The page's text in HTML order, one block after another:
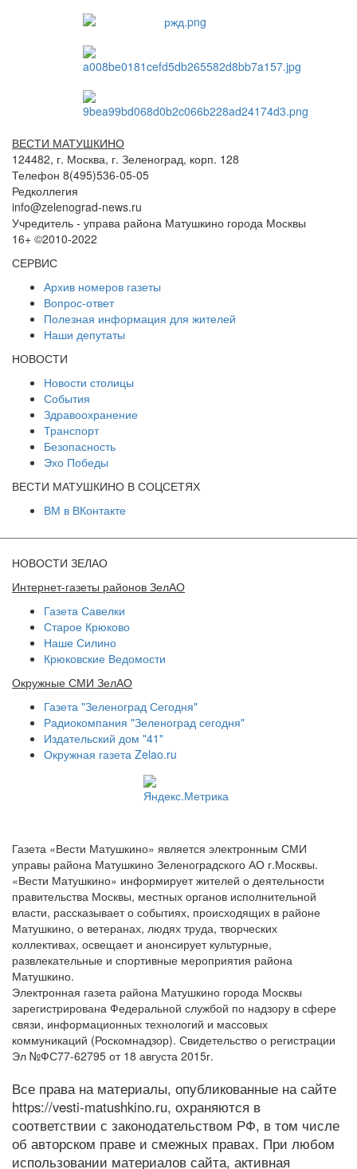
ВЕСТИ МАТУШКИНО
124482, г. Москва, г. Зеленоград, корп. 128
Телефон 8(495)536-05-05
Редколлегия
info@zelenograd-news.ru
Учредитель - управа района Матушкино города Москвы
16+ ©2010-2022
СЕРВИС
Архив номеров газеты
Вопрос-ответ
Полезная информация для жителей
Наши депутаты
НОВОСТИ
Новости столицы
События
Здравоохранение
Транспорт
Безопасность
Эхо Победы
ВЕСТИ МАТУШКИНО В СОЦСЕТЯХ
ВМ в ВКонтакте
НОВОСТИ ЗЕЛАО
Интернет-газеты районов ЗелАО
Газета Савелки
Старое Крюково
Наше Силино
Крюковские Ведомости
Окружные СМИ ЗелАО
Газета "Зеленоград Сегодня"
Радиокомпания "Зеленоград сегодня"
Издательский дом "41"
Окружная газета Zelao.ru
Газета «Вести Матушкино» является электронным СМИ
управы района Матушкино Зеленоградского АО г.Москвы.
«Вести Матушкино» информирует жителей о деятельности
правительства Москвы, местных органов исполнительной
власти, рассказывает о событиях, происходящих в районе
Матушкино, о ветеранах, людях труда, творческих
коллективах, освещает и анонсирует культурные,
развлекательные и спортивные мероприятия района
Матушкино.
Электронная газета района Матушкино города Москвы
зарегистрирована Федеральной службой по надзору в сфере
связи, информационных технологий и массовых
коммуникаций (Роскомнадзор). Свидетельство о регистрации
Эл №ФС77-62795 от 18 августа 2015г.
Все права на материалы, опубликованные на сайте
https://vesti-matushkino.ru, охраняются в
соответствии с законодательством РФ, в том числе
об авторском праве и смежных правах. При любом
использовании материалов сайта, активная